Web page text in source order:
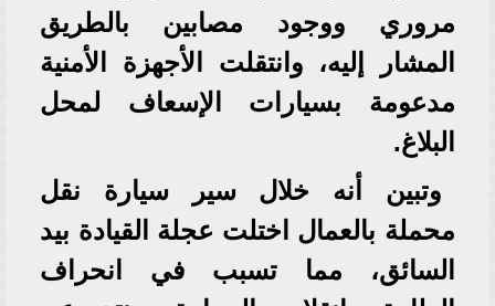
مروري ووجود مصابين بالطريق
المشار إليه، وانتقلت الأجهزة الأمنية
مدعومة بسيارات الإسعاف لمحل
البلاغ.
وتبين أنه خلال سير سيارة نقل
محملة بالعمال اختلت عجلة القيادة بيد
السائق، مما تسبب في انحراف